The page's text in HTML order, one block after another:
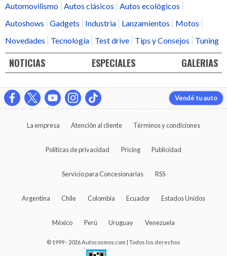
Automovilismo
Autos clásicos
Autos ecológicos
Autoshows
Gadgets Industria Lanzamientos
Motos
Novedades
Tecnología Test drive Tips y Consejos Tuning
NOTICIAS ESPECIALES GALERIAS
Vendé tu auto
La empresa Atención al cliente Términos y condiciones
Políticas de privacidad Pricing Publicidad
Servicio para Concesionarias RSS
Argentina Chile Colombia Ecuador Estados Unidos
México Perú Uruguay Venezuela
© 1999 - 2026 Autocosmos.com | Todos los derechos